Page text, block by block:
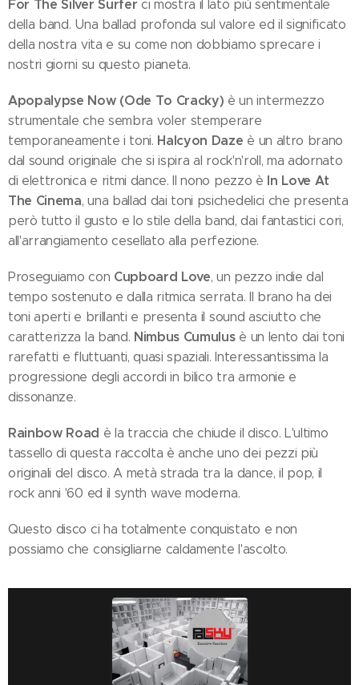
For The Silver Surfer ci mostra il lato più sentimentale
della band. Una ballad profonda sul valore ed il significato
della nostra vita e su come non dobbiamo sprecare i
nostri giorni su questo pianeta.
Apopalypse Now (Ode To Cracky) è un intermezzo
strumentale che sembra voler stemperare
temporaneamente i toni. Halcyon Daze è un altro brano
dal sound originale che si ispira al rock'n'roll, ma adornato
di elettronica e ritmi dance. Il nono pezzo è In Love At
The Cinema, una ballad dai toni psichedelici che presenta
però tutto il gusto e lo stile della band, dai fantastici cori,
all'arrangiamento cesellato alla perfezione.
Proseguiamo con Cupboard Love, un pezzo indie dal
tempo sostenuto e dalla ritmica serrata. Il brano ha dei
toni aperti e brillanti e presenta il sound asciutto che
caratterizza la band. Nimbus Cumulusè un lento dai toni
rarefatti e fluttuanti, quasi spaziali. Interessantissima la
progressione degli accordi in bilico tra armonie e
dissonanze.
Rainbow Road è la traccia che chiude il disco. L'ultimo
tassello di questa raccolta è anche uno dei pezzi più
originali del disco. A metà strada tra la dance, il pop, il
rock anni '60 ed il synth wave moderna.
Questo disco ci ha totalmente conquistato e non
possiamo che consigliarne caldamente l'ascolto.